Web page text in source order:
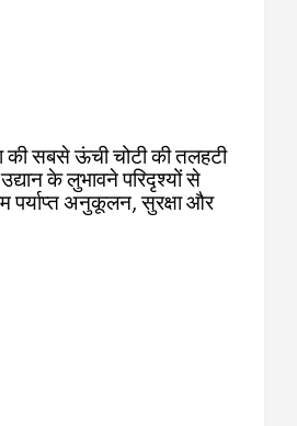
की सबसे ऊंची चोटी की तलहटी
के लुभावने परिदृश्यों से
पर्याप्त अनुकूलन, सुरक्षा और